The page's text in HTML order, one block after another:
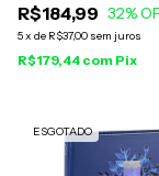
R$184,99 32%
5x de R$37,00 sem juros
R$179,44 com Pix
ESGOTADO